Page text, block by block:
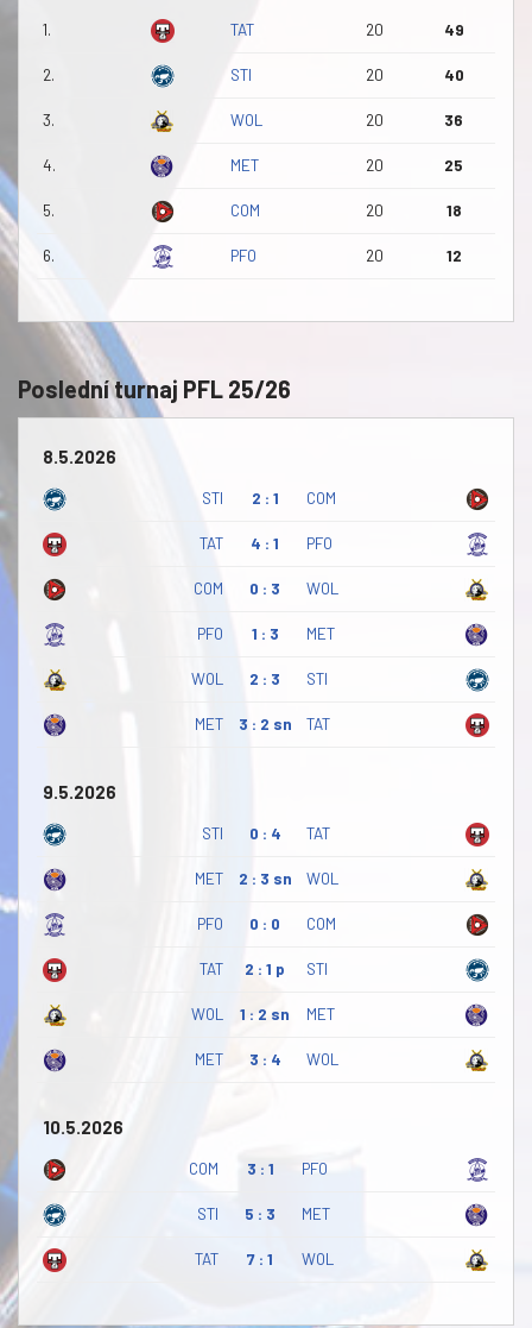
1. TAT 20 49
2. STI 20 40
3. WOL 20 36
4. MET 20 25
5. COM 20 18
6. PFO 20 12
Poslední turnaj PFL 25/26
8.5.2026
STI 2 : 1 COM
TAT 4 : 1 PFO
COM 0 : 3 WOL
PFO 1 : 3 MET
WOL 2 : 3 STI
MET 3 : 2 sn TAT
9.5.2026
STI 0 : 4 TAT
MET 2 : 3 sn WOL
PFO 0 : 0 COM
TAT 2 : 1 p STI
WOL 1 : 2 sn MET
MET 3 : 4 WOL
10.5.2026
COM 3 : 1 PFO
STI 5 : 3 MET
TAT 7 : 1 WOL